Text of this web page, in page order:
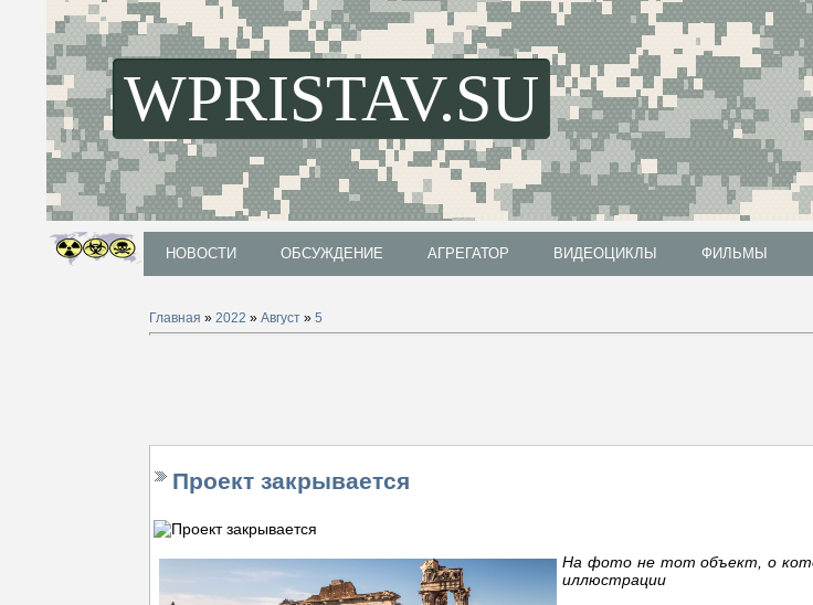
WPRISTAV.SU
НОВОСТИ ОБСУЖДЕНИЕ АГРЕГАТОР ВИДЕОЦИКЛЫ ФИЛЬМЫ
Главная » 2022 » Август » 5
Проект закрывается
На фото не тот объект, о
иллюстрации